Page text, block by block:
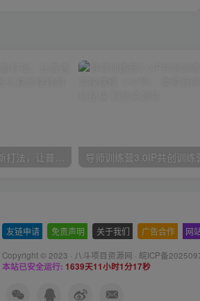
友链申请 免责声明 关于我们 广告合作 网
Copyright © 2023 · 八斗项目资源网 · 皖ICP备
本站已安全运行: 1639天11小时1分18秒